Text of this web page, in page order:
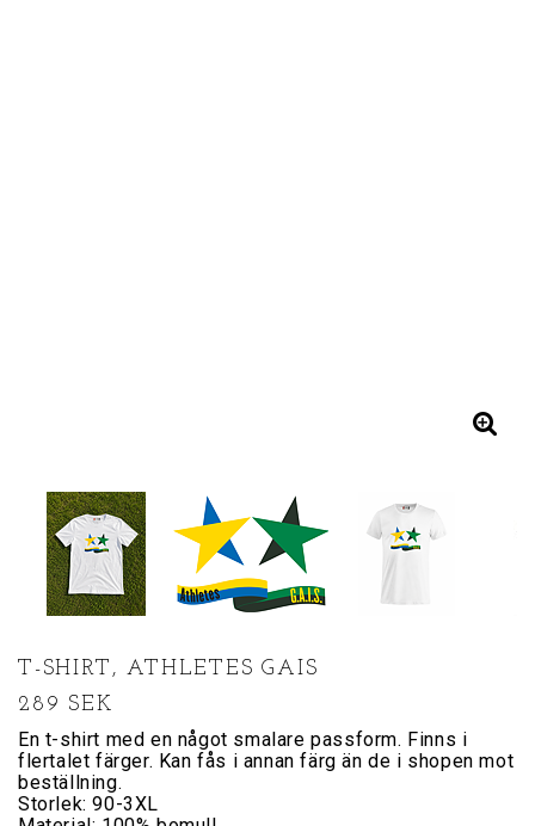
T-SHIRT, ATHLETES GAIS
289 SEK
En t-shirt med en något smalare passform. Finns i
flertalet färger. Kan fås i annan färg än de i shopen mot
beställning.
Storlek: 90-3XL